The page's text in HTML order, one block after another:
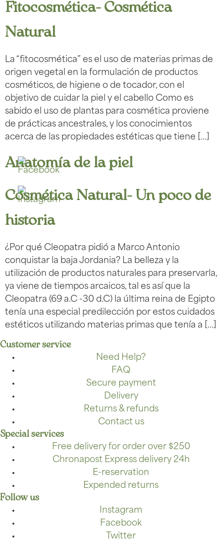
Fitocosmética- Cosmética
Natural
La “fitocosmética” es el uso de materias primas de
origen vegetal en la formulación de productos
cosméticos, de higiene o de tocador, con el
objetivo de cuidar la piel y el cabello Como es
sabido el uso de plantas para cosmética proviene
de prácticas ancestrales, y los conocimientos
acerca de las propiedades estéticas que tiene […]
Anatomía de la piel
Cosmética Natural- Un poco de
historia
¿Por qué Cleopatra pidió a Marco Antonio
conquistar la baja Jordania? La belleza y la
utilización de productos naturales para preservarla,
ya viene de tiempos arcaicos, tal es así que la
Cleopatra (69 a.C -30 d.C) la última reina de Egipto
tenía una especial predilección por estos cuidados
estéticos utilizando materias primas que tenía a […]
Customer service
Need Help?
FAQ
Secure payment
Delivery
Returns & refunds
Contact us
Special services
Free delivery for order over $250
Chronapost Express delivery 24h
E-reservation
Expended returns
Follow us
Instagram
Facebook
Twitter